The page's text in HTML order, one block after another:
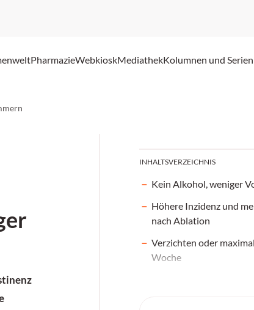
PharmazieWebkioskMediathekKolumnen und Serien
INHALTSVERZEICHNIS
Kein Alkohol, weniger
Höhere Inzidenz und
nach Ablation
Verzichten oder
Woche